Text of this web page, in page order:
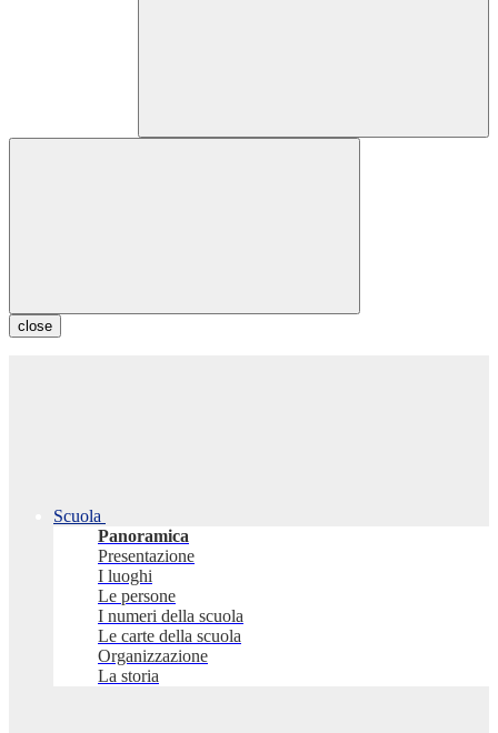
close
Scuola
Panoramica
Presentazione
I luoghi
Le persone
I numeri della scuola
Le carte della scuola
Organizzazione
La storia